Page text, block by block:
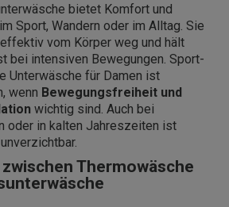
bietet Komfort und
Sport, Wandern oder im Alltag. Sie
vom Körper weg und hält
bei intensiven Bewegungen. Sport-
Unterwäsche für Damen ist
wenn Bewegungsfreiheit und
wichtig sind. Auch bei
oder in kalten Jahreszeiten ist
Thermowäsche